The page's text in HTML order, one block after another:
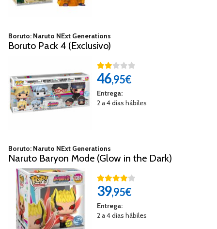
Boruto: Naruto NExt Generations
Boruto Pack 4 (Exclusivo)
46,95€
Entrega:
2 a 4 días hábiles
Boruto: Naruto NExt Generations
Naruto Baryon Mode (Glow in the Dark)
39,95€
Entrega:
2 a 4 días hábiles